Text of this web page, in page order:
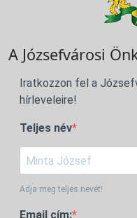
A Józsefvárosi
Iratkozzon fel a
hírleveleire!
Teljes név
Adja meg teljes nevét!
Email cím: